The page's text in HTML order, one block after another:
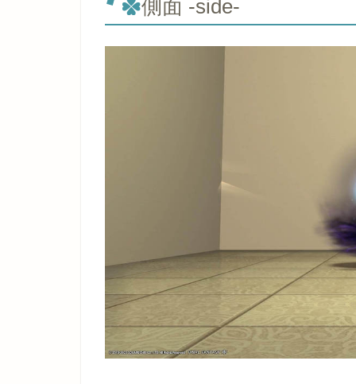
側面 -side-